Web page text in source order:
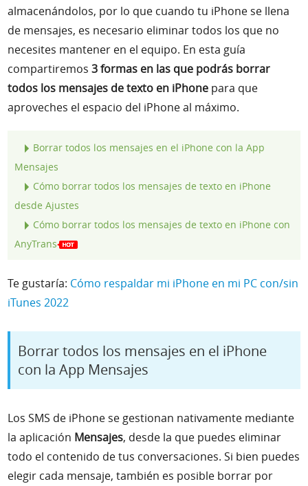
almacenándolos, por lo que cuando tu iPhone se llena
de mensajes, es necesario eliminar todos los que no
necesites mantener en el equipo. En esta guía
compartiremos3 formas en las que podrás borrar
todos los mensajes de texto en iPhone para que
aproveches el espacio del iPhone al máximo.
Borrar todos los mensajes en el iPhone con la App
Mensajes
Cómo borrar todos los mensajes de texto en iPhone
desde Ajustes
Cómo borrar todos los mensajes de texto en iPhone con
AnyTrans
Te gustaría: Cómo respaldar mi iPhone en mi PC con/sin
iTunes 2022
Borrar todos los mensajes en el iPhone
con la App Mensajes
Los SMS de iPhone se gestionan nativamente mediante
la aplicación Mensajes, desde la que puedes eliminar
todo el contenido de tus conversaciones. Si bien puedes
elegir cada mensaje, también es posible borrar por